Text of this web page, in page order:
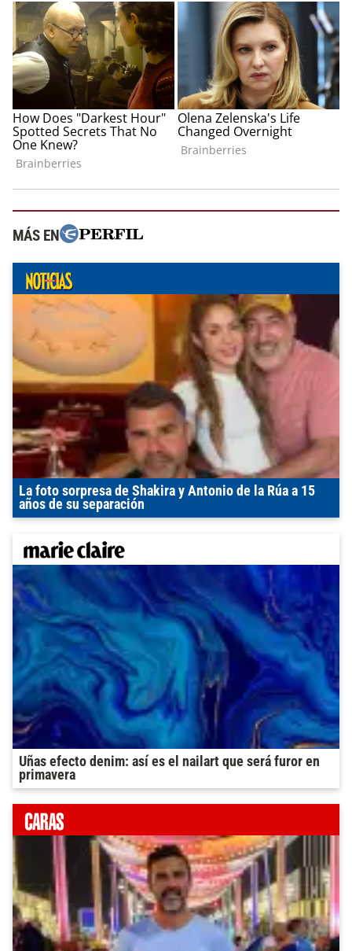
MÁS EN
La foto sorpresa de Shakira y Antonio de la Rúa a 15
años de su separación
Uñas efecto denim: así es el nailart que será furor en
primavera